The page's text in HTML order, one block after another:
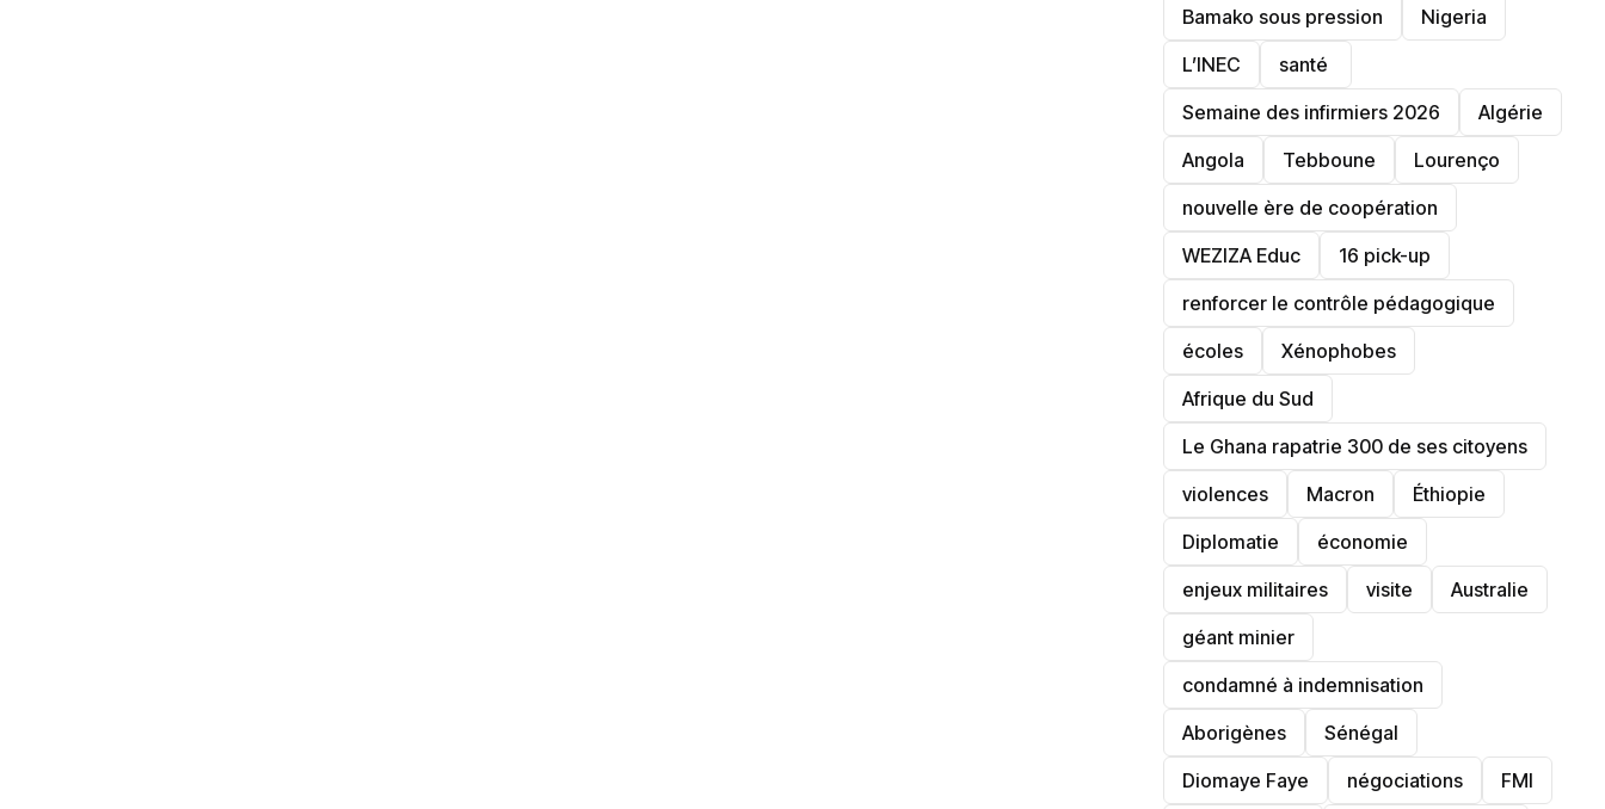
Afrique du Sud : le visa papier
bientôt de l’histoire ancienne
Bamako sous pression
‎Nigeria
L’INEC
santé ‎
Semaine des infirmiers 2026
‎Algérie
Angola
Tebboune
Lourenço
nouvelle ère de coopération
‎WEZIZA Educ
16 pick-up
renforcer le contrôle pédagogique
écoles
‎Xénophobes
Afrique du Sud
Le Ghana rapatrie 300 de ses citoyens
violences
Macron
Éthiopie
Diplomatie
économie
enjeux militaires
visite
‎Australie
géant minier
condamné à indemnisation
Aborigènes
Sénégal
Diomaye Faye
négociations FMI